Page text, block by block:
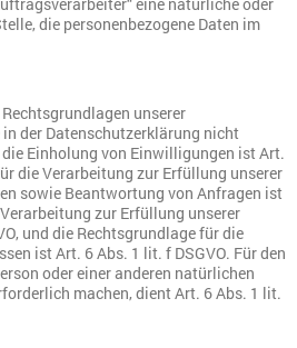
die personenbezogene Daten im
unserer
der Datenschutzerklärung nicht
Einholung von Einwilligungen ist Art.
die Verarbeitung zur Erfüllung unserer
sowie Beantwortung von Anfragen ist
zur Erfüllung unserer
und die Rechtsgrundlage für die
ist Art. 6 Abs. 1 lit. f DSGVO. Für den
oder einer anderen natürlichen
machen, dient Art. 6 Abs. 1 lit.